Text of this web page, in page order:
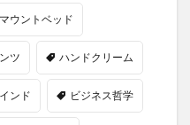
ウントベッド
ツ ハンドクリーム
ンド ビジネス哲学